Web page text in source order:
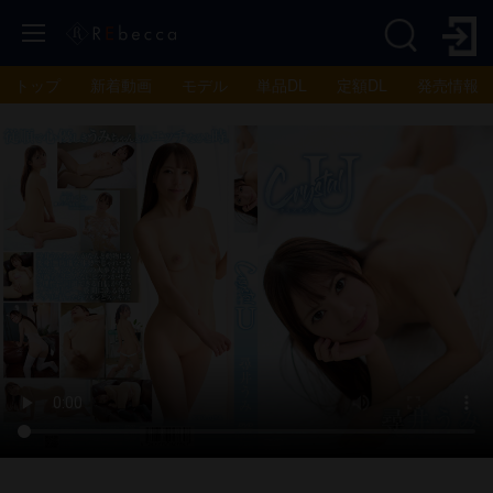
新着動画 モデル 単品DL 定額DL 発売情報